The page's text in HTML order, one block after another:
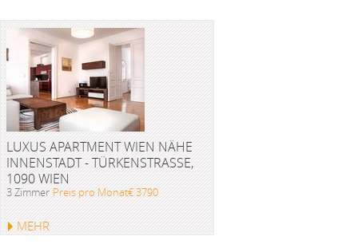
LUXUS APARTMENT WIEN NÄHE
INNENSTADT - TÜRKENSTRASSE, 1
090 WIEN
3 Zimmer Preis pro Monat€ 3790
MEHR